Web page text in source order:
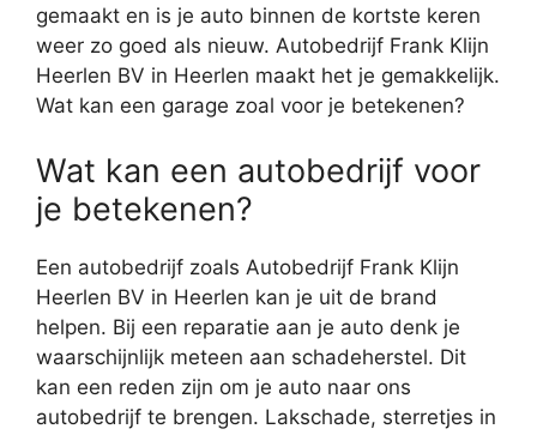
gemaakt en is je auto binnen de kortste keren
weer zo goed als nieuw. Autobedrijf Frank Klijn
Heerlen BV in Heerlen maakt het je gemakkelijk.
Wat kan een garage zoal voor je betekenen?
Wat kan een autobedrijf voor
je betekenen?
Een autobedrijf zoals Autobedrijf Frank Klijn
Heerlen BV in Heerlen kan je uit de brand
helpen. Bij een reparatie aan je auto denk je
waarschijnlijk meteen aan schadeherstel. Dit
kan een reden zijn om je auto naar ons
autobedrijf te brengen. Lakschade, sterretjes in